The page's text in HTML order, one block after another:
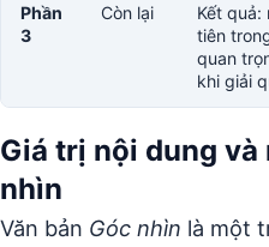
Phần
3
Còn lại
Kết
tiên
quan
khi giải
Giá trị nội dung và
nhìn
Văn bản Góc nhìn là một